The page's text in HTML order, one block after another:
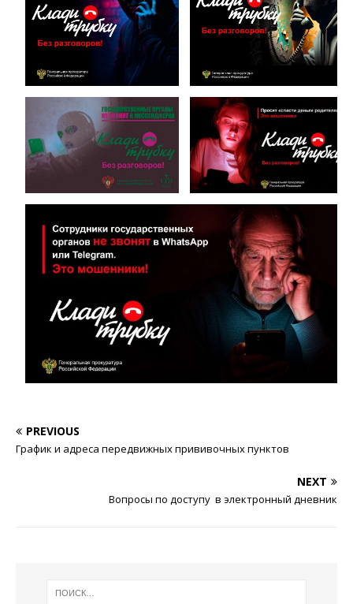
PREVIOUS
График и адреса передвижных прививочных пунктов
NEXT
Вопросы по доступу в электронный дневник